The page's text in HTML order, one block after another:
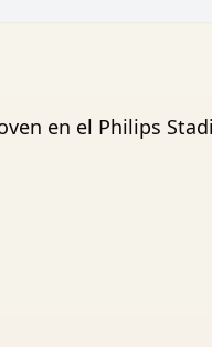
en el Philips